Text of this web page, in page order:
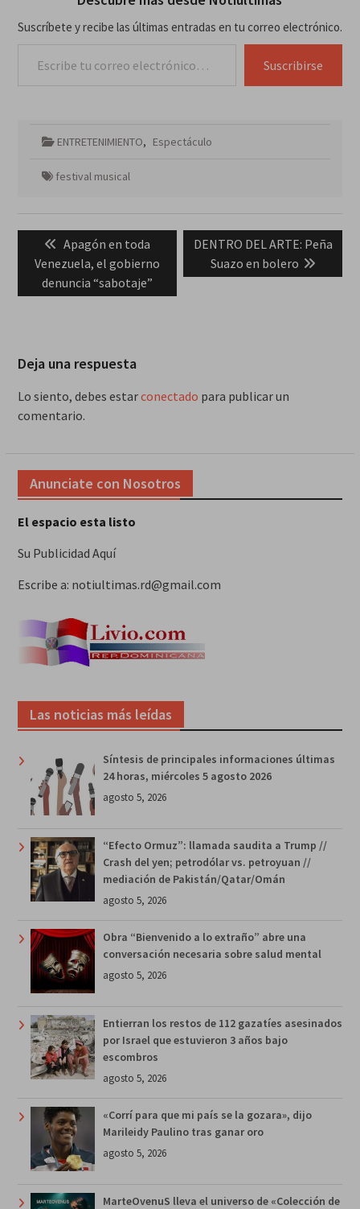
Suscríbete y recibe las últimas entradas en tu correo electrónico.
Suscribirse
ENTRETENIMIENTO, Espectáculo
festival musical
entradas
Previous
post:
Apagón en toda
Venezuela, el gobierno
denuncia “sabotaje”
Next
post:
DENTRO DEL ARTE: Peña
Suazo en bolero
Deja una respuesta
Lo siento, debes estarconectado para publicar un
comentario.
Anunciate con Nosotros
El espacio esta listo
Su Publicidad Aquí
Escribe a: notiultimas.rd@gmail.com
Las noticias más leídas
Síntesis de principales informaciones últimas
24 horas, miércoles 5 agosto 2026
agosto 5, 2026
“Efecto Ormuz”: llamada saudita a Trump //
Crash del yen; petrodólar vs. petroyuan //
mediación de Pakistán/Qatar/Omán
agosto 5, 2026
Obra “Bienvenido a lo extraño” abre una
conversación necesaria sobre salud mental
agosto 5, 2026
Entierran los restos de 112 gazatíes asesinados
por Israel que estuvieron 3 años bajo
escombros
agosto 5, 2026
«Corrí para que mi país se la gozara», dijo
Marileidy Paulino tras ganar oro
agosto 5, 2026
MarteOvenuS lleva el universo de «Colección de